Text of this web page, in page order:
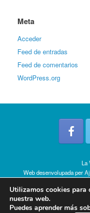
Meta
Acceder
Feed de entradas
Feed de comentarios
WordPress.org
La
Web desenvolupada per
Utilizamos cookies para
nuestra web.
Puedes aprender más